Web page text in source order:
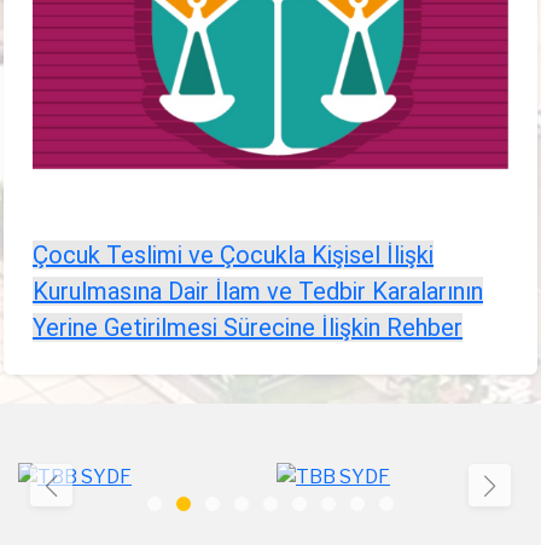
Çocuk Teslimi ve Çocukla Kişisel İlişki
Kurulmasına Dair İlam ve Tedbir Karalarının
Yerine Getirilmesi Sürecine İlişkin Rehber